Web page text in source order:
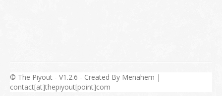
© The Piyout - V1.2.6 - Created By Menahem |
contact[at]thepiyout[point]com